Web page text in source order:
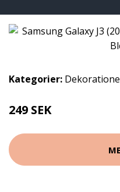
Kategorier:
249 SEK